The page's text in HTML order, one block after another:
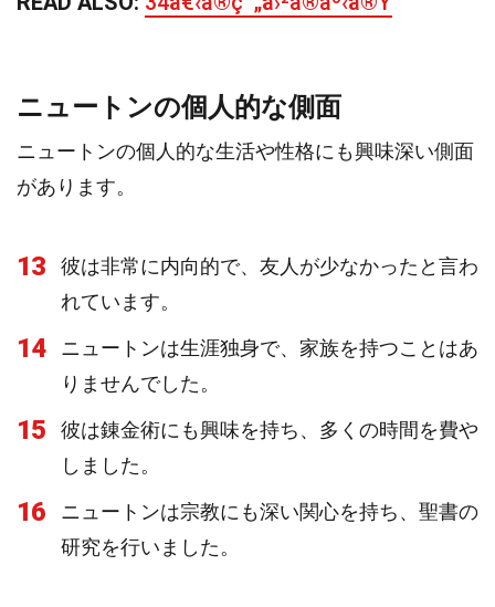
ニュートンの個人的な側面
ニュートンの個人的な生活や性格にも興味深い側面
があります。
13
彼は非常に内向的で、友人が少なかったと言わ
れています。
14
ニュートンは生涯独身で、家族を持つことはあ
りませんでした。
15
彼は錬金術にも興味を持ち、多くの時間を費や
しました。
16
ニュートンは宗教にも深い関心を持ち、聖書の
研究を行いました。